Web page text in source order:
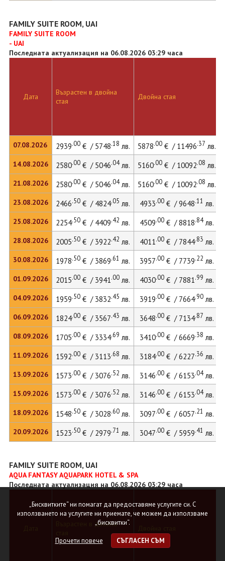
FAMILY SUITE ROOM, UAI
FAMILY SUITE ROOM
- UAI
Последната актуализация на 06.08.2026 03:29 часа
Дата
07.08.2026
14.08.2026
21.08.2026
23.08.2026
25.08.2026
28.08.2026
30.08.2026
01.09.2026
04.09.2026
06.09.2026
08.09.2026
11.09.2026
13.09.2026
15.09.2026
18.09.2026
20.09.2026
Възрастен в двойна
стая
Двойна стая
2939.00€ / 5748.18 лв. 5878.00€ / 11496.37 лв.
2580.00€ / 5046.04лв. 5160.00€ / 10092.08 лв.
2580.00€ / 5046.04лв. 5160.00€ / 10092.08 лв.
2466.50€ / 4824.05 лв. 4933.00€ / 9648.11 лв.
2254.50€ / 4409.42 лв. 4509.00€ / 8818.84лв.
2005.50€ / 3922.42 лв. 4011.00€ / 7844.83 лв.
1978.50€ / 3869.61 лв. 3957.00€ / 7739.22 лв.
2015.00€ / 3941.00лв. 4030.00€ / 7881.99 лв.
1959.50€ / 3832.45 лв. 3919.00€ / 7664.90лв.
1824.00€ / 3567.43 лв. 3648.00€ / 7134.87 лв.
1705.00€ / 3334.69 лв. 3410.00€ / 6669.38 лв.
1592.00€ / 3113.68 лв. 3184.00€ / 6227.36 лв.
1573.00€ / 3076.52 лв. 3146.00€ / 6153.04лв.
1573.00€ / 3076.52 лв. 3146.00€ / 6153.04лв.
1548.50€ / 3028.60лв. 3097.00€ / 6057.21 лв.
1523.50€ / 2979.71 лв. 3047.00€ / 5959.41 лв.
FAMILY SUITE ROOM, UAI
AQUA FANTASY AQUAPARK HOTEL & SPA
Последната актуализация на 06.08.2026 03:29 часа
Възрастен в двойна
„Бисквитките“ ни помагат да предоставяме услугите си. С
използването на услугите ни приемате, че можем да използваме
„бисквитки“.
Прочети повече СЪГЛАСЕН СЪМ